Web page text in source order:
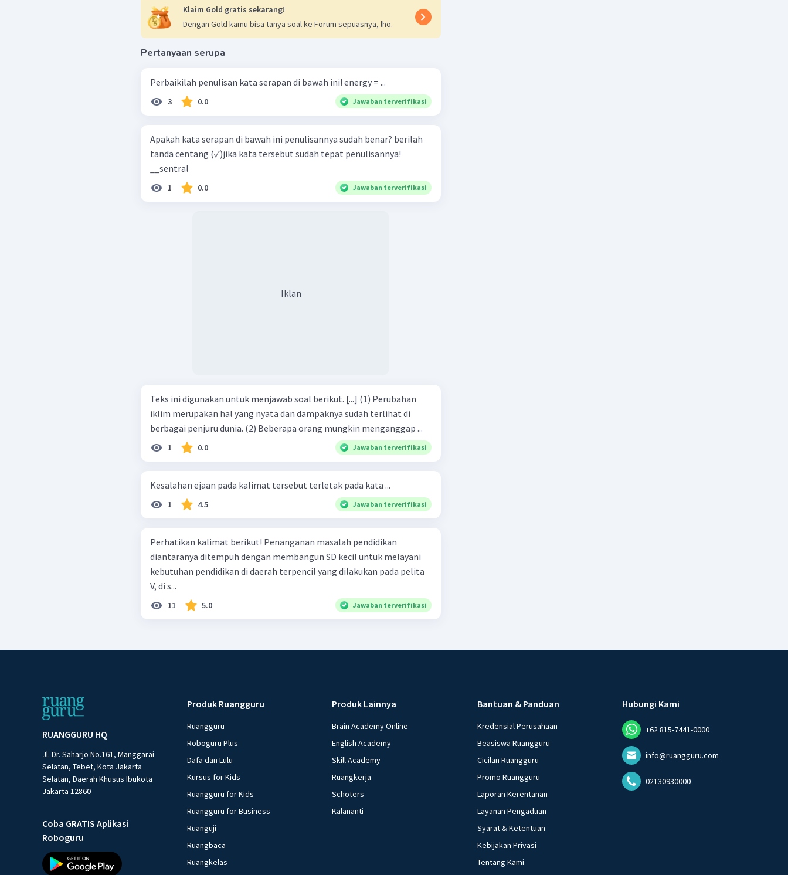
Klaim Gold gratis sekarang!
Dengan Gold kamu bisa tanya soal ke Forum sepuasnya, lho.
Pertanyaan serupa
Perbaikilah penulisan kata serapan di bawah ini! energy = ...
3 0.0 Jawaban terverifikasi
Apakah kata serapan di bawah ini penulisannya sudah benar? berilah
tanda centang (✓)jika kata tersebut sudah tepat penulisannya!
__sentral
1 0.0 Jawaban terverifikasi
Iklan
Teks ini digunakan untuk menjawab soal berikut. [...] (1) Perubahan
iklim merupakan hal yang nyata dan dampaknya sudah terlihat di
berbagai penjuru dunia. (2) Beberapa orang mungkin menganggap ...
1 0.0 Jawaban terverifikasi
Kesalahan ejaan pada kalimat tersebut terletak pada kata ...
1 4.5 Jawaban terverifikasi
Perhatikan kalimat berikut! Penanganan masalah pendidikan
diantaranya ditempuh dengan membangun SD kecil untuk melayani
kebutuhan pendidikan di daerah terpencil yang dilakukan pada pelita
V, di s...
11 5.0 Jawaban terverifikasi
RUANGGURU HQ
Jl. Dr. Saharjo No.161, Manggarai
Selatan, Tebet, Kota Jakarta
Selatan, Daerah Khusus Ibukota
Jakarta 12860
Coba GRATIS Aplikasi
Roboguru
Produk Ruangguru
Ruangguru
Roboguru Plus
Dafa dan Lulu
Kursus for Kids
Ruangguru for Kids
Ruangguru for Business
Ruanguji
Ruangbaca
Ruangkelas
Produk Lainnya
Brain Academy Online
English Academy
Skill Academy
Ruangkerja
Schoters
Kalananti
Bantuan & Panduan
Kredensial Perusahaan
Beasiswa Ruangguru
Cicilan Ruangguru
Promo Ruangguru
Laporan Kerentanan
Layanan Pengaduan
Syarat & Ketentuan
Kebijakan Privasi
Tentang Kami
Hubungi Kami
+62 815-7441-0000
info@ruangguru.com
02130930000